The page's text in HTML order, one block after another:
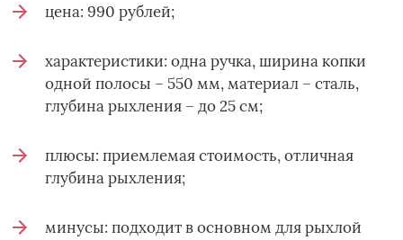
цена: 990 рублей;
характеристики: одна ручка, ширина копки
одной полосы – 550 мм, материал – сталь,
глубина рыхления – до 25 см;
плюсы: приемлемая стоимость, отличная
глубина рыхления;
минусы: подходит в основном для рыхлой